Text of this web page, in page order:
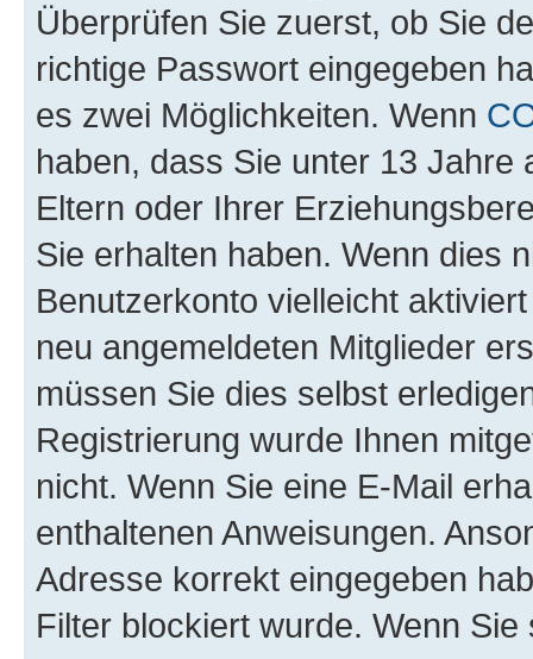
Überprüfen Sie zuerst, ob Sie
richtige Passwort eingegeben
es zwei Möglichkeiten. Wenn
haben, dass Sie unter 13 Jahre
Eltern oder Ihrer
Sie erhalten haben. Wenn dies
Benutzerkonto vielleicht
neu angemeldeten Mitglieder
müssen Sie dies selbst
Registrierung wurde Ihnen
nicht. Wenn Sie eine E-Mail
enthaltenen Anweisungen.
Adresse korrekt eingegeben
Filter blockiert wurde. Wenn